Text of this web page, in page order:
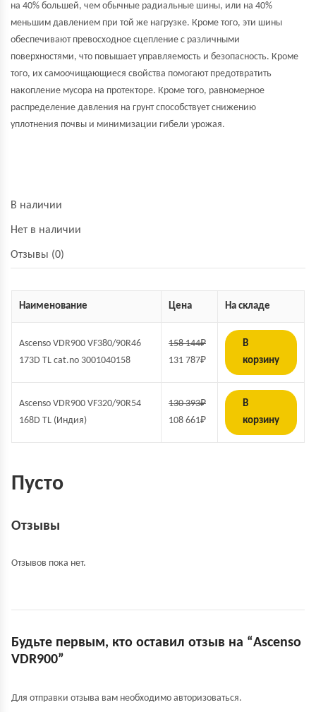
на 40% большей, чем обычные радиальные шины, или на 40%
меньшим давлением при той же нагрузке. Кроме того, эти шины
обеспечивают превосходное сцепление с различными
поверхностями, что повышает управляемость и безопасность. Кроме
того, их самоочищающиеся свойства помогают предотвратить
накопление мусора на протекторе. Кроме того, равномерное
распределение давления на грунт способствует снижению
уплотнения почвы и минимизации гибели урожая.
В наличии
Нет в наличии
Отзывы (0)
Наименование Цена На складе
Ascenso VDR900 VF380/90R46
173D TL cat.no 3001040158
158 144₽
131 787₽
В
корзину
Ascenso VDR900 VF320/90R54
168D TL (Индия)
130 393₽
108 661₽
В
корзину
Пусто
Отзывы
Отзывов пока нет.
Будьте первым, кто оставил отзыв на “Ascenso
VDR900”
Для отправки отзыва вам необходимо авторизоваться.